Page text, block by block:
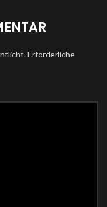
Erforderliche